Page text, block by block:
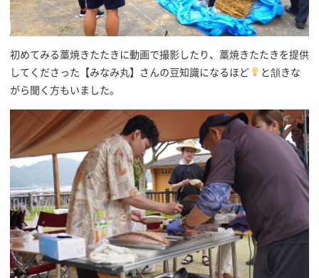
初めてみる藁焼きたたきに動画で撮影したり、藁焼きたたきを提供
してくださった【みなみ丸】さんの豆知識になるほど
と頷きな
がら聞く方もいました。